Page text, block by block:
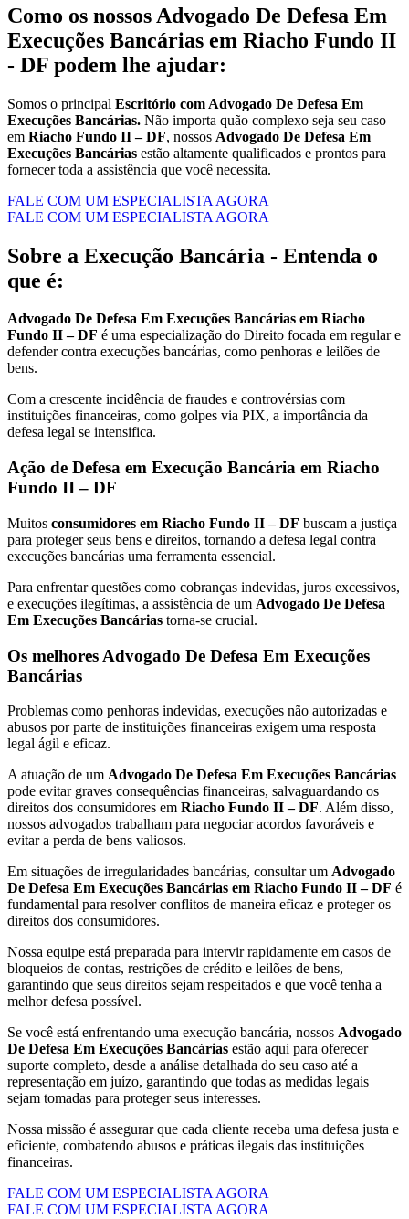
Como os nossos Advogado De Defesa Em
Execuções Bancárias em Riacho Fundo II
- DF podem lhe ajudar:
Somos o principal Escritório com Advogado De Defesa Em
Execuções Bancárias. Não importa quão complexo seja seu caso
em Riacho Fundo II – DF, nossos Advogado De Defesa Em
Execuções Bancárias estão altamente qualificados e prontos para
fornecer toda a assistência que você necessita.
FALE COM UM ESPECIALISTA AGORA
FALE COM UM ESPECIALISTA AGORA
Sobre a Execução Bancária - Entenda o
que é:
Advogado De Defesa Em Execuções Bancárias em Riacho
Fundo II – DF é uma especialização do Direito focada em regular e
defender contra execuções bancárias, como penhoras e leilões de
bens.
Com a crescente incidência de fraudes e controvérsias com
instituições financeiras, como golpes via PIX, a importância da
defesa legal se intensifica.
Ação de Defesa em Execução Bancária em Riacho
Fundo II – DF
Muitos consumidores em Riacho Fundo II – DF buscam a justiça
para proteger seus bens e direitos, tornando a defesa legal contra
execuções bancárias uma ferramenta essencial.
Para enfrentar questões como cobranças indevidas, juros excessivos,
e execuções ilegítimas, a assistência de um Advogado De Defesa
Em Execuções Bancárias torna-se crucial.
Os melhores Advogado De Defesa Em Execuções
Bancárias
Problemas como penhoras indevidas, execuções não autorizadas e
abusos por parte de instituições financeiras exigem uma resposta
legal ágil e eficaz.
A atuação de um Advogado De Defesa Em Execuções Bancárias
pode evitar graves consequências financeiras, salvaguardando os
direitos dos consumidores em Riacho Fundo II – DF. Além disso,
nossos advogados trabalham para negociar acordos favoráveis e
evitar a perda de bens valiosos.
Em situações de irregularidades bancárias, consultar um Advogado
De Defesa Em Execuções Bancárias em Riacho Fundo II – DF é
fundamental para resolver conflitos de maneira eficaz e proteger os
direitos dos consumidores.
Nossa equipe está preparada para intervir rapidamente em casos de
bloqueios de contas, restrições de crédito e leilões de bens,
garantindo que seus direitos sejam respeitados e que você tenha a
melhor defesa possível.
Se você está enfrentando uma execução bancária, nossos Advogado
De Defesa Em Execuções Bancárias estão aqui para oferecer
suporte completo, desde a análise detalhada do seu caso até a
representação em juízo, garantindo que todas as medidas legais
sejam tomadas para proteger seus interesses.
Nossa missão é assegurar que cada cliente receba uma defesa justa e
eficiente, combatendo abusos e práticas ilegais das instituições
financeiras.
FALE COM UM ESPECIALISTA AGORA
FALE COM UM ESPECIALISTA AGORA